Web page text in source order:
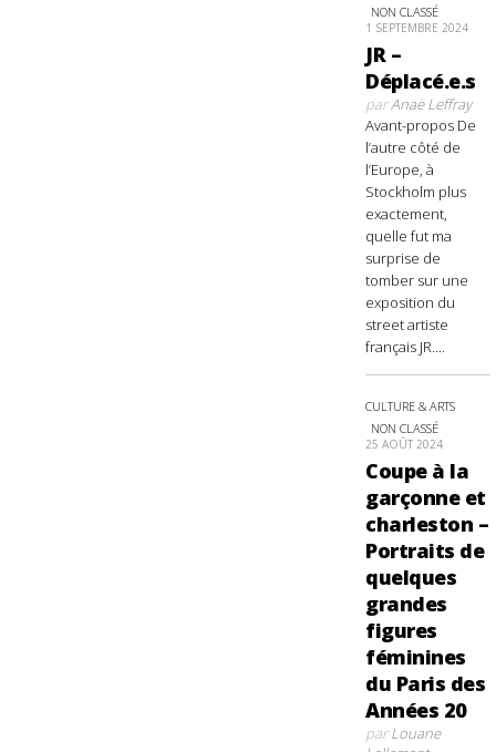
NON CLASSÉ
1 SEPTEMBRE 2024
JR –
Déplacé.e.s
parAnaë Leffray
Avant-propos De
l’autre côté de
l’Europe, à
Stockholm plus
exactement,
quelle fut ma
surprise de
tomber sur une
exposition du
street artiste
français JR....
CULTURE & ARTS
NON CLASSÉ
25 AOÛT 2024
Coupe à la
garçonne et
charleston –
Portraits de
quelques
grandes
figures
féminines
du Paris des
Années 20
parLouane